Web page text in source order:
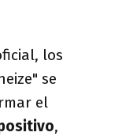
los
se
el
,